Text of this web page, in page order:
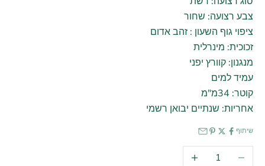
צבע רצועה: שחור
ציפוי גוף השעון : זהב אדום
זכוכית: מינרלית
מנגנון: קוורץ יפני
עמיד למים
קוטר: 34מ"מ
אחריות: שנתיים יבואן רשמי
שיתוף
הקטנת הכמות הגדלת הכמות